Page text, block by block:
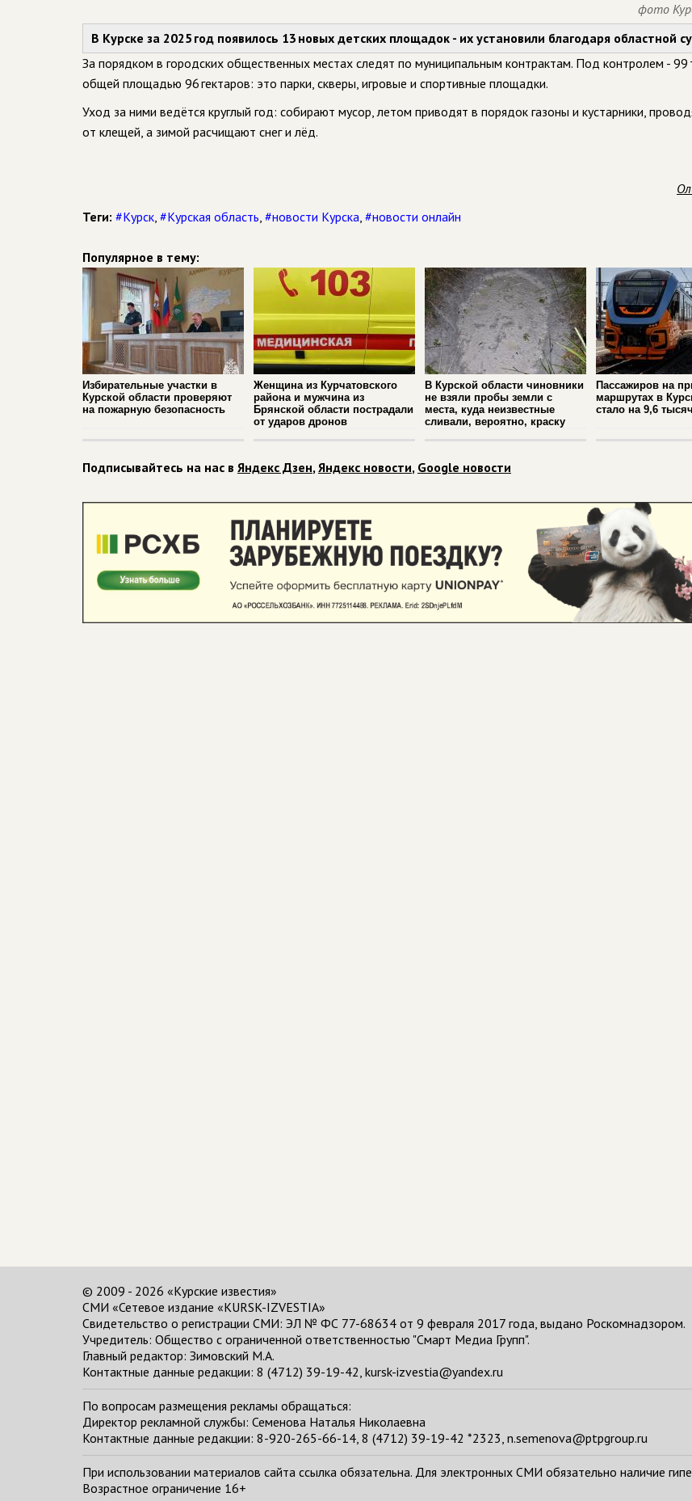
фото
В Курске за 2025 год появилось 13 новых детских площадок - их установили благодаря областной
За порядком в городских общественных местах следят по муниципальным контрактам. Под контролем - 99
общей площадью 96 гектаров: это парки, скверы, игровые и спортивные площадки.
Уход за ними ведётся круглый год: собирают мусор, летом приводят в порядок газоны и кустарники,
от клещей, а зимой расчищают снег и лёд.
Теги: #Курск, #Курская область, #новости Курска, #новости онлайн
Популярное в тему:
Избирательные участки в
Курской области проверяют
на пожарную безопасность
Женщина из Курчатовского
района и мужчина из
Брянской области пострадали
от ударов дронов
В Курской области чиновники
не взяли пробы земли с
места, куда неизвестные
сливали, вероятно, краску
Пассажиров на
маршрутах в
стало на 9,6
Подписывайтесь на нас в Яндекс Дзен,Яндекс новости, Google новости
© 2009 - 2026 «Курские известия»
СМИ «Сетевое издание «KURSK-IZVESTIA»
Свидетельство о регистрации СМИ: ЭЛ № ФС 77-68634 от 9 февраля 2017 года, выдано Роскомнадзором.
Учредитель: Общество с ограниченной ответственностью "Смарт Медиа Групп".
Главный редактор: Зимовский М.А.
Контактные данные редакции: 8 (4712) 39-19-42, kursk-izvestia@yandex.ru
По вопросам размещения рекламы обращаться:
Директор рекламной службы: Семенова Наталья Николаевна
Контактные данные редакции: 8-920-265-66-14, 8 (4712) 39-19-42 *2323, n.semenova@ptpgroup.ru
При использовании материалов сайта ссылка обязательна. Для электронных СМИ обязательно наличие
Возрастное ограничение 16+